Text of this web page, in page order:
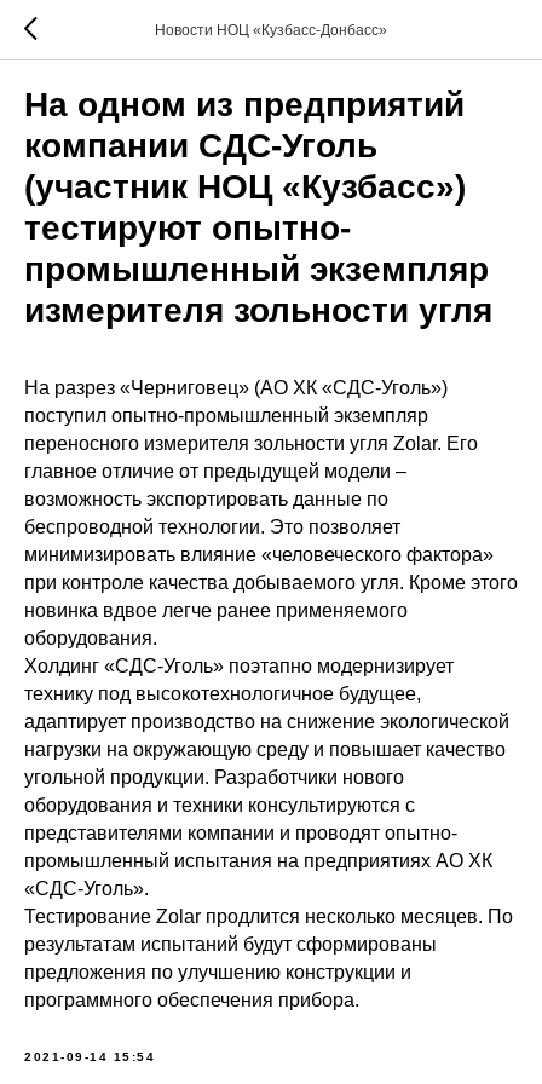
Новости НОЦ «Кузбасс-Донбасс»
На одном из предприятий
компании СДС-Уголь
(участник НОЦ «Кузбасс»)
тестируют опытно-
промышленный экземпляр
измерителя зольности угля
На разрез «Черниговец» (АО ХК «СДС-Уголь»)
поступил опытно-промышленный экземпляр
переносного измерителя зольности угля Zolar. Его
главное отличие от предыдущей модели –
возможность экспортировать данные по
беспроводной технологии. Это позволяет
минимизировать влияние «человеческого фактора»
при контроле качества добываемого угля. Кроме этого
новинка вдвое легче ранее применяемого
оборудования.
Холдинг «СДС-Уголь» поэтапно модернизирует
технику под высокотехнологичное будущее,
адаптирует производство на снижение экологической
нагрузки на окружающую среду и повышает качество
угольной продукции. Разработчики нового
оборудования и техники консультируются с
представителями компании и проводят опытно-
промышленный испытания на предприятиях АО ХК
«СДС-Уголь».
Тестирование Zolar продлится несколько месяцев. По
результатам испытаний будут сформированы
предложения по улучшению конструкции и
программного обеспечения прибора.
2021-09-14 15:54